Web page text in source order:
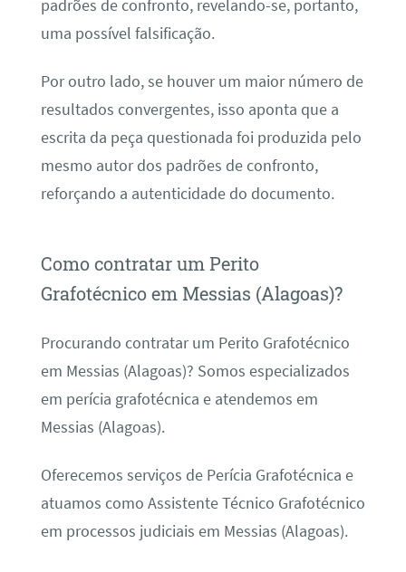
padrões de confronto, revelando-se, portanto,
uma possível falsificação.
Por outro lado, se houver um maior número de
resultados convergentes, isso aponta que a
escrita da peça questionada foi produzida pelo
mesmo autor dos padrões de confronto,
reforçando a autenticidade do documento.
Como contratar um Perito
Grafotécnico em Messias (Alagoas)?
Procurando contratar um Perito Grafotécnico
em Messias (Alagoas)? Somos especializados
em perícia grafotécnica e atendemos em
Messias (Alagoas).
Oferecemos serviços de Perícia Grafotécnica e
atuamos como Assistente Técnico Grafotécnico
em processos judiciais em Messias (Alagoas).